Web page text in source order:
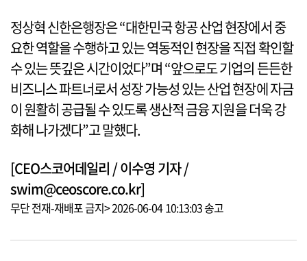
정상혁 신한은행장은 “대한민국 항공 산업 현장에서 중
요한 역할을 수행하고 있는 역동적인 현장을 직접 확인할
수 있는 뜻깊은 시간이었다”며 “앞으로도 기업의 든든한
비즈니스 파트너로서 성장 가능성 있는 산업 현장에 자금
이 원활히 공급될 수 있도록 생산적 금융 지원을 더욱 강
화해 나가겠다”고 말했다.
[CEO스코어데일리 / 이수영 기자 /
swim@ceoscore.co.kr]
무단 전재-재배포 금지> 2026-06-04 10:13:03 송고